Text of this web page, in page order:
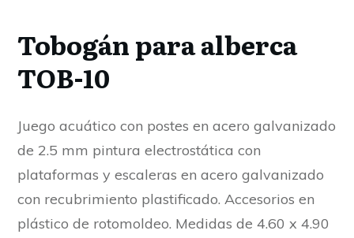
Tobogán para alberca
TOB-10
Juego acuático con postes en acero galvanizado
de 2.5 mm pintura electrostática con
plataformas y escaleras en acero galvanizado
con recubrimiento plastificado. Accesorios en
plástico de rotomoldeo. Medidas de 4.60 x 4.90